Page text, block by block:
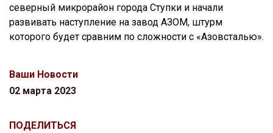
северный микрорайон города Ступки и начали
развивать наступление на завод АЗОМ, штурм
которого будет сравним по сложности с «Азовсталью».
Ваши Новости
02 марта 2023
ПОДЕЛИТЬСЯ